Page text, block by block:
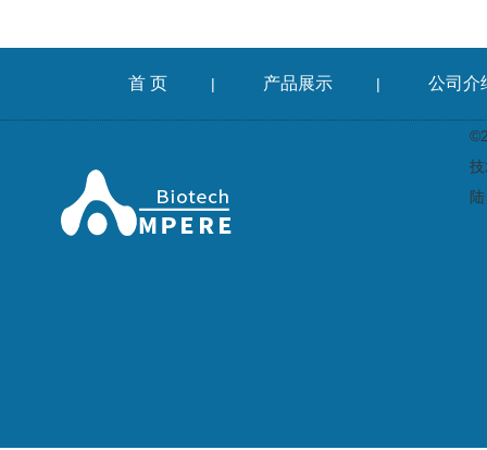
首 页 | 产品展示 | 公司介
陆